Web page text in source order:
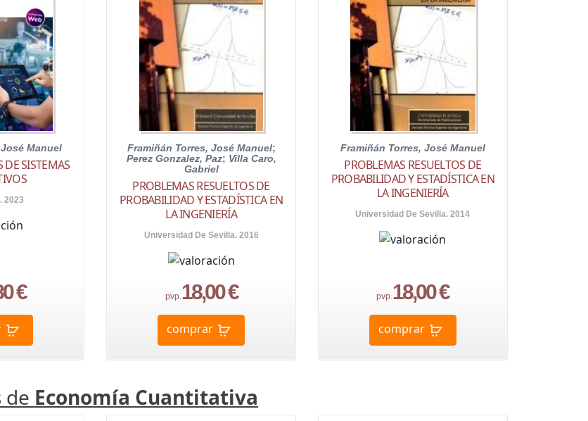
Manuel
DE SISTEMAS
2023
€
Framiñán Torres, José Manuel;
Perez Gonzalez, Paz; Villa Caro,
Gabriel
PROBLEMAS RESUELTOS DE
PROBABILIDAD Y ESTADÍSTICA EN
LA INGENIERÍA
Universidad De Sevilla. 2016
pvp.18,00 €
comprar
Framiñán Torres, José Manuel
PROBLEMAS RESUELTOS DE
PROBABILIDAD Y ESTADÍSTICA EN
LA INGENIERÍA
Universidad De Sevilla. 2014
pvp.18,00 €
comprar
de Economía Cuantitativa